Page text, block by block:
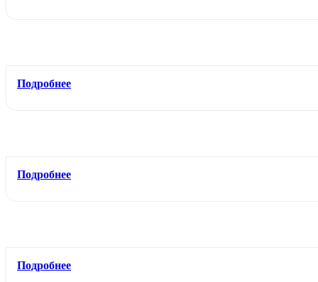
Подробнее
Подробнее
Подробнее